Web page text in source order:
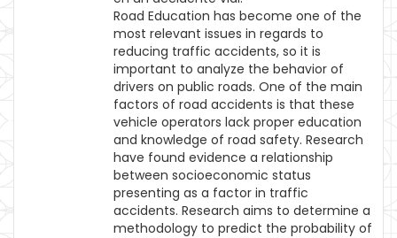
Road Education has become one of the
most relevant issues in regards to
reducing traffic accidents, so it is
important to analyze the behavior of
drivers on public roads. One of the main
factors of road accidents is that these
vehicle operators lack proper education
and knowledge of road safety. Research
have found evidence a relationship
between socioeconomic status
presenting as a factor in traffic
accidents. Research aims to determine a
methodology to predict the probability of